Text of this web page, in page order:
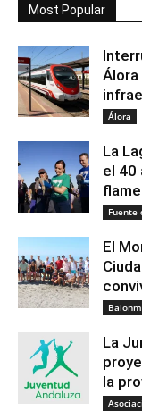
Most Popular
Álora
Álora
La
el 40
Fuente
El
La
la